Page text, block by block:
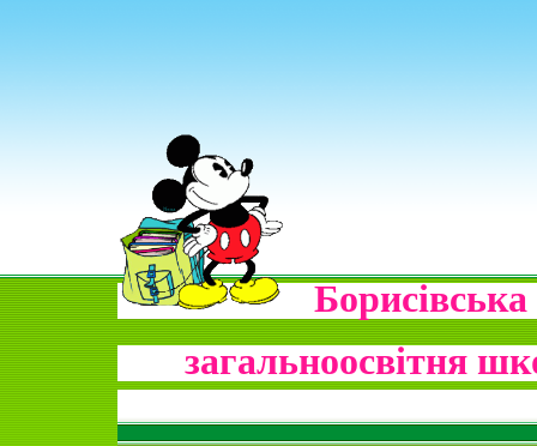
загальноосвітня